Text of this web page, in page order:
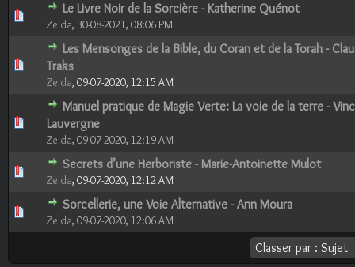
Le Livre Noir de la Sorcière - Katherine Quénot
Zelda, 30-08-2021, 08:06 PM
0 Votes - 0 sur 5 en moyenne
12345
Les Mensonges de la Bible, du Coran et de la Torah -
Traks
Zelda, 09-07-2020, 12:15 AM
0 Votes - 0 sur 5 en moyenne
Manuel pratique de Magie Verte: La voie de la terre -
Lauvergne
Zelda, 09-07-2020, 12:19 AM
0 Votes - 0 sur 5 en moyenne
Secrets d’une Herboriste - Marie-Antoinette Mulot
Zelda, 09-07-2020, 12:12 AM
0 Votes - 0 sur 5 en moyenne
12345
Sorcellerie, une Voie Alternative - Ann Moura
Zelda, 09-07-2020, 12:06 AM
0 Votes - 0 sur 5 en moyenne
1 2345